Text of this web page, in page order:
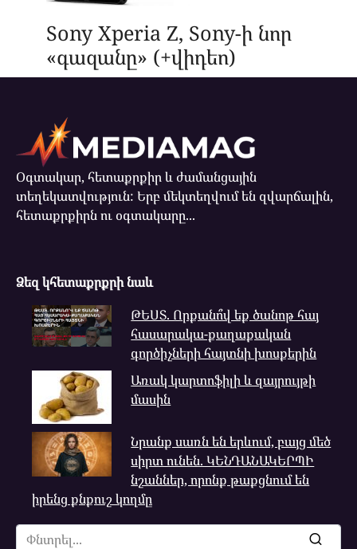
Sony Xperia Z, Sony-ի նոր
«գազանը» (+վիդեո)
Օգտակար, հետաքրքիր և ժամանցային
տեղեկատվություն: Երբ մեկտեղվում են զվարճալին,
հետաքրքիրն ու օգտակարը...
Ձեզ կհետաքրքրի նաև
ԹԵՍՏ. Որքանո՞վ եք ծանոթ հայ
հասարակա-քաղաքական
գործիչների հայտնի խոսքերին
Առակ կարտոֆիլի և զայրույթի
մասին
Նրանք սառն են երևում, բայց մեծ
սիրտ ունեն. ԿԵՆԴԱՆԱԿԵՐՊԻ
նշաններ, որոնք թաքցնում են
իրենց քնքուշ կողմը
Search